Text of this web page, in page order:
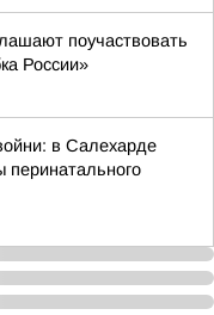
поучаствовать
России»
в Салехарде
перинатального